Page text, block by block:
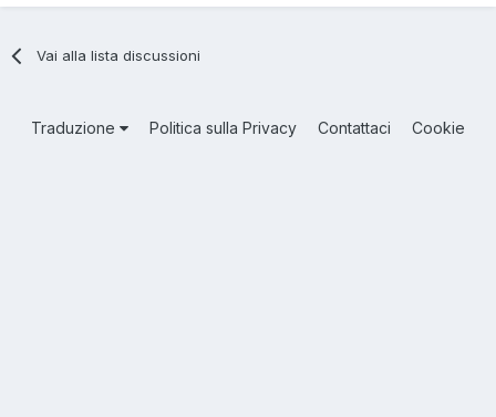
Vai alla lista discussioni
Traduzione Politica sulla Privacy Contattaci Cookie